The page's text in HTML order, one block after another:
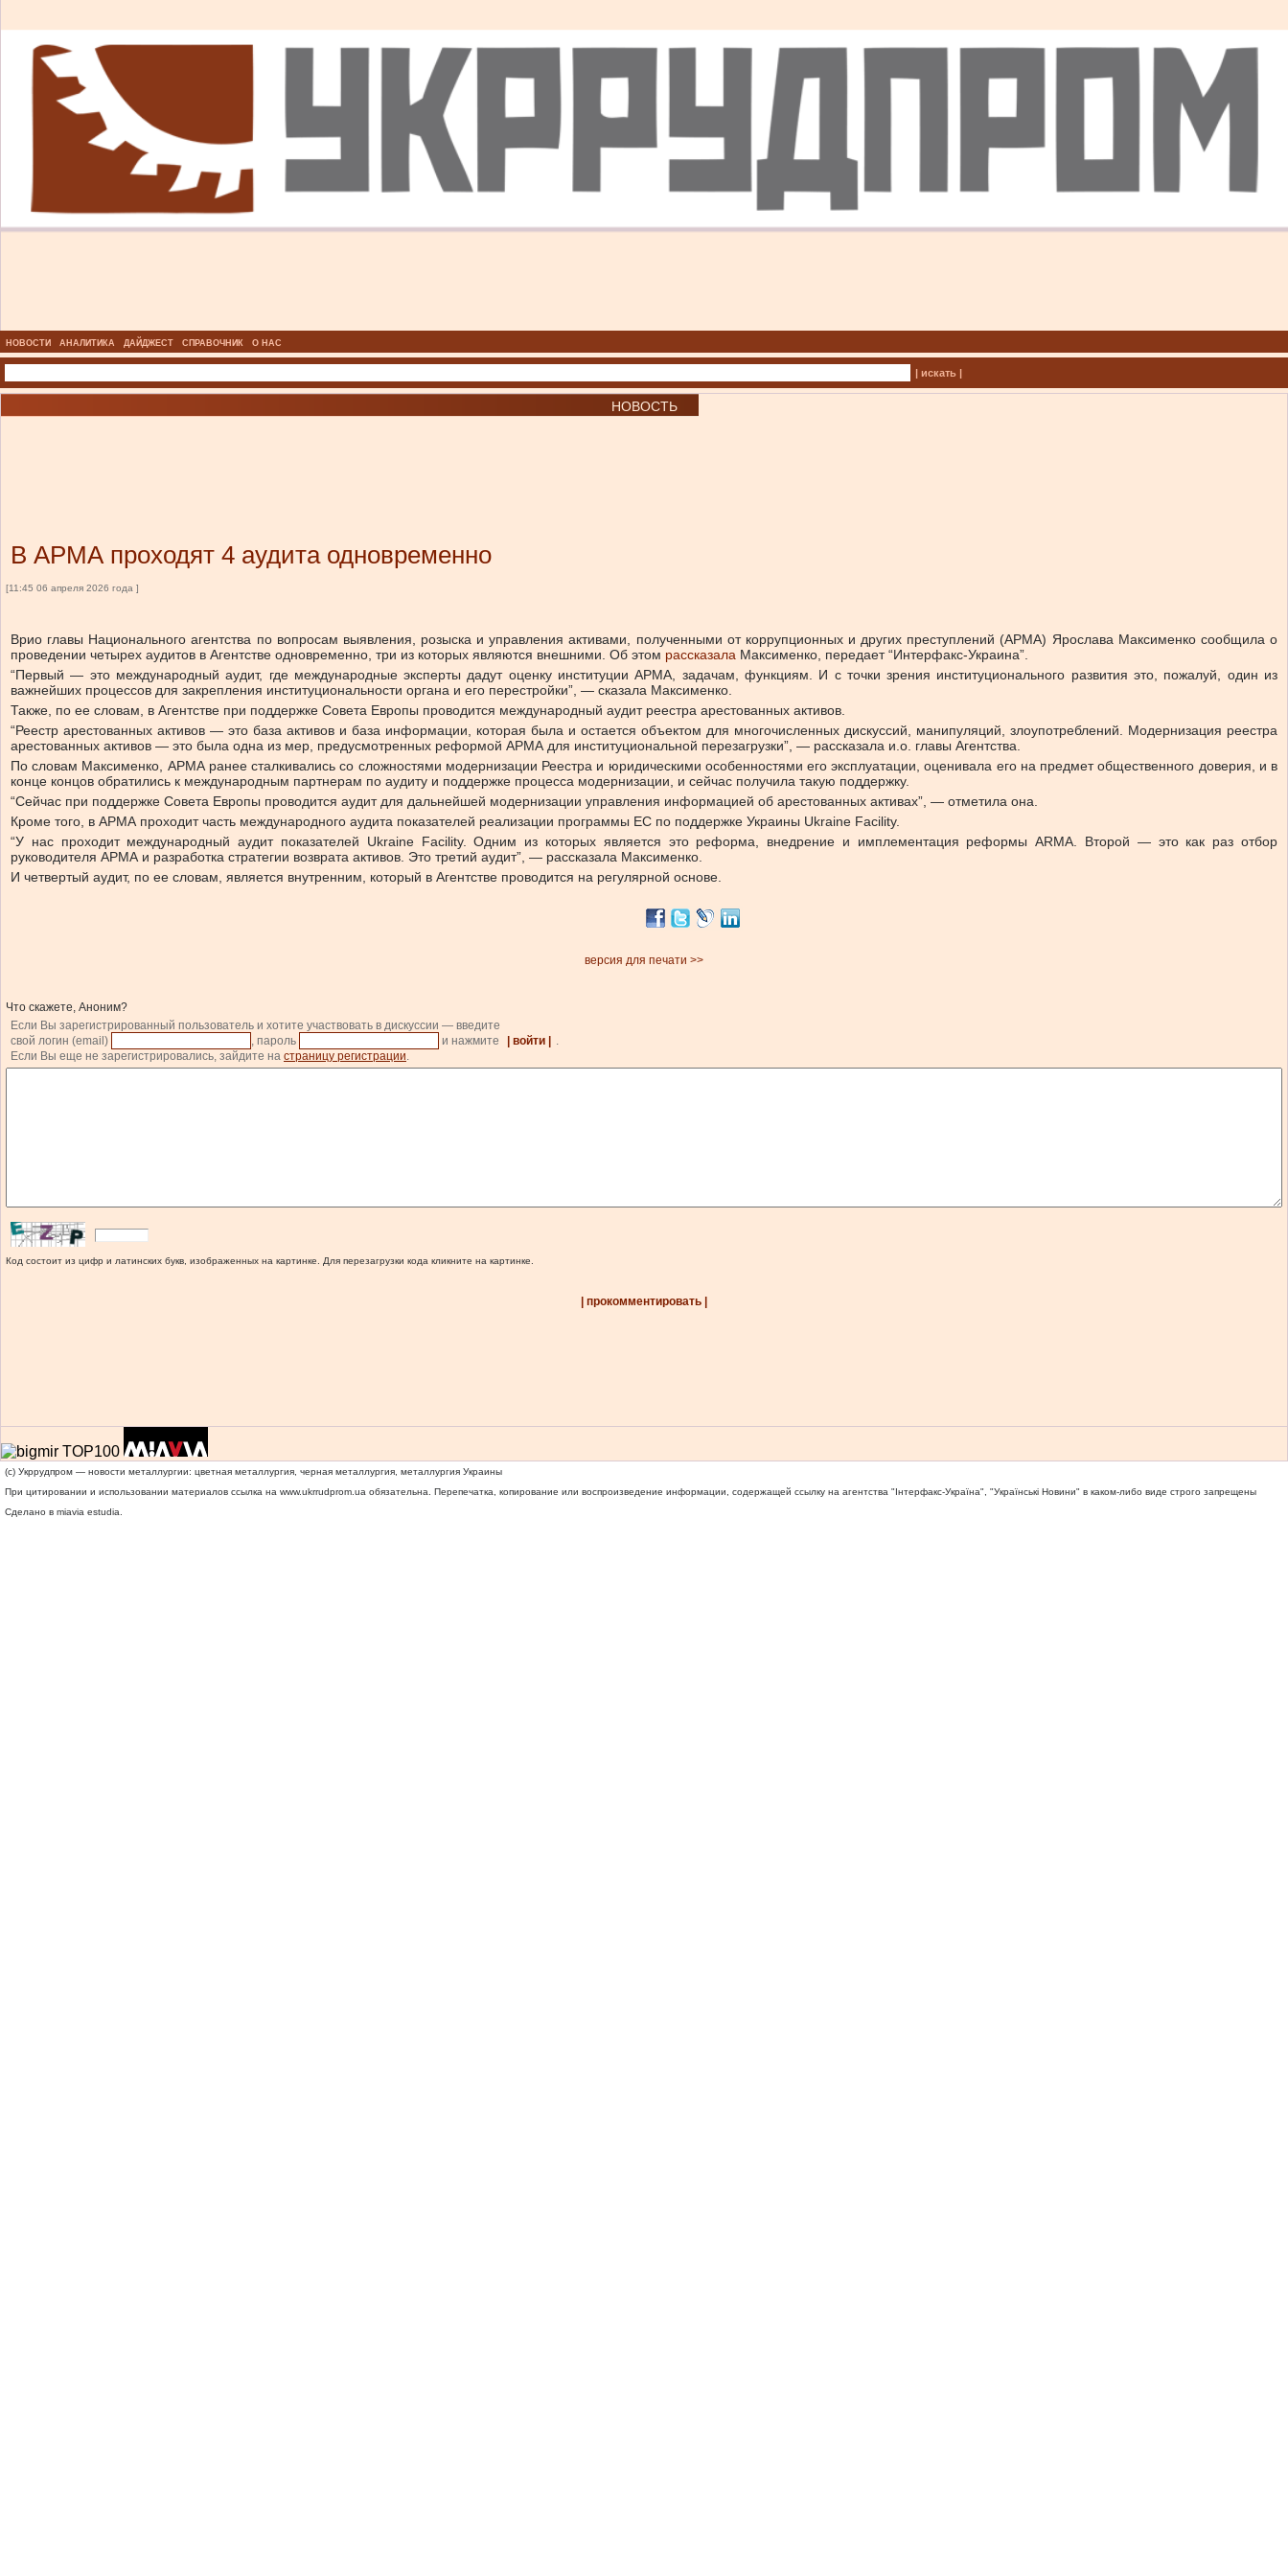
НОВОСТИ АНАЛИТИКА ДАЙДЖЕСТ СПРАВОЧНИК О НАС
| искать |
НОВОСТЬ
В АРМА проходят 4 аудита одновременно
[11:45 06 апреля 2026 года ]
Врио главы Национального агентства по вопросам выявления, розыска и управления активами, полученными от коррупционных и других преступлений (АРМА) Ярослава Максименко сообщила о
проведении четырех аудитов в Агентстве одновременно, три из которых являются внешними. Об этом рассказала Максименко, передает “Интерфакс-Украина”.
“Первый — это международный аудит, где международные эксперты дадут оценку институции АРМА, задачам, функциям. И с точки зрения институционального развития это, пожалуй, один из
важнейших процессов для закрепления институциональности органа и его перестройки”, — сказала Максименко.
Также, по ее словам, в Агентстве при поддержке Совета Европы проводится международный аудит реестра арестованных активов.
“Реестр арестованных активов — это база активов и база информации, которая была и остается объектом для многочисленных дискуссий, манипуляций, злоупотреблений. Модернизация реестра
арестованных активов — это была одна из мер, предусмотренных реформой АРМА для институциональной перезагрузки”, — рассказала и.о. главы Агентства.
По словам Максименко, АРМА ранее сталкивались со сложностями модернизации Реестра и юридическими особенностями его эксплуатации, оценивала его на предмет общественного доверия, и в
конце концов обратились к международным партнерам по аудиту и поддержке процесса модернизации, и сейчас получила такую поддержку.
“Сейчас при поддержке Совета Европы проводится аудит для дальнейшей модернизации управления информацией об арестованных активах”, — отметила она.
Кроме того, в АРМА проходит часть международного аудита показателей реализации программы ЕС по поддержке Украины Ukraine Facility.
“У нас проходит международный аудит показателей Ukraine Facility. Одним из которых является это реформа, внедрение и имплементация реформы ARMA. Второй — это как раз отбор
руководителя АРМА и разработка стратегии возврата активов. Это третий аудит”, — рассказала Максименко.
И четвертый аудит, по ее словам, является внутренним, который в Агентстве проводится на регулярной основе.
версия для печати >>
Что скажете, Аноним?
Если Вы зарегистрированный пользователь и хотите участвовать в дискуссии — введите
свой логин (email)
, пароль и нажмите | войти |
.
Если Вы еще не зарегистрировались, зайдите на страницу регистрации.
Код состоит из цифр и латинских букв, изображенных на картинке. Для перезагрузки кода кликните на картинке.
| прокомментировать |
(c) Укррудпром — новости металлургии: цветная металлургия, черная металлургия, металлургия Украины
При цитировании и использовании материалов ссылка на www.ukrrudprom.ua обязательна. Перепечатка, копирование или воспроизведение информации, содержащей ссылку на агентства "Iнтерфакс-Україна", "Українськi Новини" в каком-либо виде строго запрещены
Сделано в miavia estudia.